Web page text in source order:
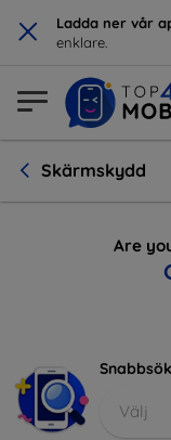
× Ladda ner vår
enklare.
Skärmskydd
Are
Välj